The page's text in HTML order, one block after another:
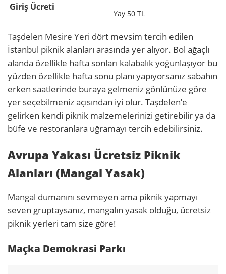
Giriş Ücreti
Yay 50 TL
Taşdelen Mesire Yeri dört mevsim tercih edilen
İstanbul piknik alanları arasında yer alıyor. Bol ağaçlı
alanda özellikle hafta sonları kalabalık yoğunlaşıyor bu
yüzden özellikle hafta sonu planı yapıyorsanız sabahın
erken saatlerinde buraya gelmeniz gönlünüze göre
yer seçebilmeniz açısından iyi olur. Taşdelen’e
gelirken kendi piknik malzemelerinizi getirebilir ya da
büfe ve restoranlara uğramayı tercih edebilirsiniz.
Avrupa Yakası Ücretsiz Piknik
Alanları (Mangal Yasak)
Mangal dumanını sevmeyen ama piknik yapmayı
seven gruptaysanız, mangalın yasak olduğu, ücretsiz
piknik yerleri tam size göre!
Maçka Demokrasi Parkı